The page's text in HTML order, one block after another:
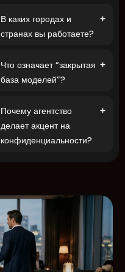
В каких городах и
странах вы работаете?
Что означает “закрытая
база моделей”?
Почему агентство
делает акцент на
конфиденциальности?